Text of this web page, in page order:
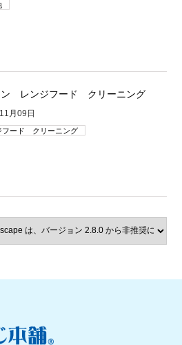
ン レンジフード クリーニング
月09日
フード クリーニング